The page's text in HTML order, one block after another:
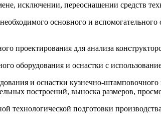
исключении, переоснащении средств
основного и
проектирования для анализа
оборудования и оснастки с
и оснастки кузнечно-
построений, выноска размеров,
технологической подготовки